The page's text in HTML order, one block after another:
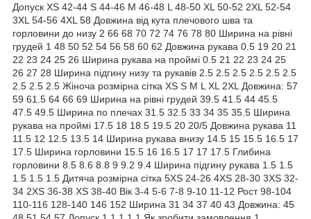
Допуск XS 42-44 S 44-46 M 46-48 L 48-50 XL 50-52 2XL 52-54
3XL 54-56 4XL 58 Довжина від кута плечового шва та
горловини до низу 2 66 68 70 72 74 76 78 80 Ширина на рівні
грудей 1 48 50 52 54 56 58 60 62 Довжина рукава 0.5 19 20 21
22 23 24 25 26 Ширина рукава на проймі 0.5 21 22 23 24 25
26 27 28 Ширина підгину низу та рукавів 2.5 2.5 2.5 2.5 2.5 2.5
2.5 2.5 2.5 Жіноча розмірна сітка XS S M L XL 2XL Довжина: 57
59 61.5 64 66 69 Ширина на рівні грудей 39.5 41.5 44 45.5
47.5 49.5 Ширина по плечах 31.5 32.5 33 34 35 35.5 Ширина
рукава на проймі 17.5 18 18.5 19.5 20 20/5 Довжина рукава 11
11.5 12 12.5 13.5 14 Ширина рукава внизу 14.5 15 15.5 16.5 17
17.5 Ширина горловини 15.5 16 16.5 17 17 17.5 Глибина
горловини 8.5 8.6 8.8 9 9.2 9.4 Ширина підгину рукава 1.5 1.5
1.5 1.5 1.5 Дитяча розмірна сітка 5XS 24-26 4XS 28-30 3XS 32-
34 2XS 36-38 XS 38-40 Вік 3-4 5-6 7-8 9-10 11-12 Рост 98-104
110-116 128-140 146 152 Ширина 31 34 37 40 43 Довжина: 45